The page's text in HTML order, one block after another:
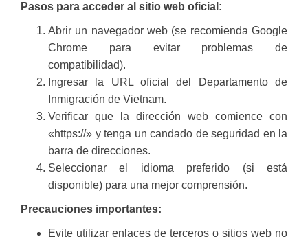
Pasos para acceder al sitio web oficial:
Abrir un navegador web (se recomienda Google
Chrome para evitar problemas de
compatibilidad).
Ingresar la URL oficial del Departamento de
Inmigración de Vietnam.
Verificar que la dirección web comience con
«https://» y tenga un candado de seguridad en la
barra de direcciones.
Seleccionar el idioma preferido (si está
disponible) para una mejor comprensión.
Precauciones importantes:
Evite utilizar enlaces de terceros o sitios web no